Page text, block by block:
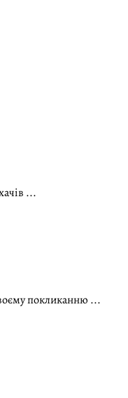
...
покликанню ...